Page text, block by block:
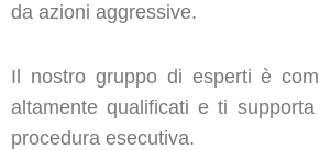
da azioni aggressive.
Il nostro gruppo di esperti è
altamente qualificati e ti
procedura esecutiva.